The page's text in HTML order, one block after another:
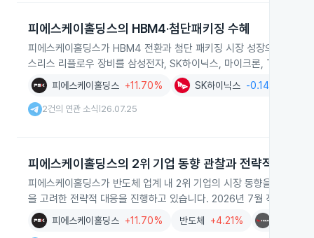
피에스케이홀딩스의 HBM4·첨단패키징 수혜
피에스케이홀딩스가 HBM4 전환과 첨단 패키징 시장 성장으로 수혜
스리스 리플로우 장비를 삼성전자, SK하이닉스, 마이크론, TSMC,
피에스케이홀딩스 +11.70% SK하이닉스 -0.14%
2건의 연관 소식 26.07.25
피에스케이홀딩스의 2위 기업 동향 관찰과 전략적 대응
피에스케이홀딩스가 반도체 업계 내 2위 기업의 시장 동향을 면밀히
을 고려한 전략적 대응을 진행하고 있습니다. 2026년 7월 작성 기준
피에스케이홀딩스 +11.70% 반도체 +4.21%